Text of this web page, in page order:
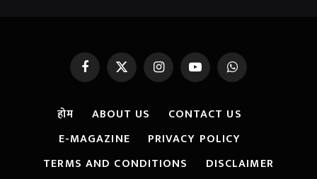
FacebookX
(Twitter)
InstagramYouTubeWhatsApp
होम ABOUT US
CONTACT US
E-MAGAZINE
PRIVACY POLICY
TERMS AND CONDITIONS
DISCLAIMER